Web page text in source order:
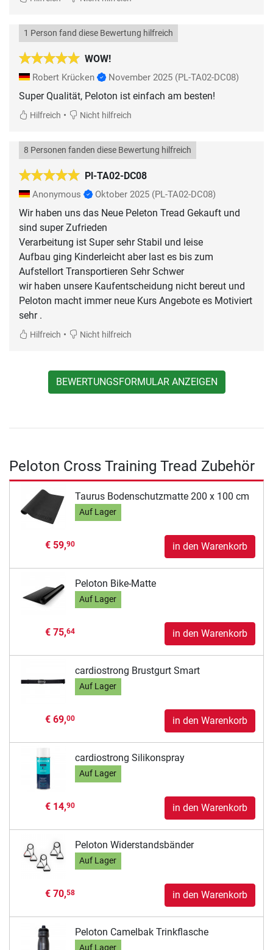
WOW!
1 Person fand diese Bewertung hilfreich
Robert Krücken November 2025 (PL-TA02-DC08)
Super Qualität, Peloton ist einfach am besten!
Hilfreich • Nicht hilfreich
Pl-TA02-DC08
8 Personen fanden diese Bewertung hilfreich
Anonymous Oktober 2025 (PL-TA02-DC08)
Wir haben uns das Neue Peleton Tread Gekauft und
sind super Zufrieden
Verarbeitung ist Super sehr Stabil und leise
Aufbau ging Kinderleicht aber last es bis zum
Aufstellort Transportieren Sehr Schwer
wir haben unsere Kaufentscheidung nicht bereut und
Peloton macht immer neue Kurs Angebote es Motiviert
Hilfreich • Nicht hilfreich
BEWERTUNGSFORMULAR ANZEIGEN
Peloton Cross Training Tread Zubehör
Taurus Bodenschutzmatte 200 x 100 cm
Auf Lager
€ 59,90 in den Warenkorb
Peloton Bike-Matte
Auf Lager
€ 75,64 in den Warenkorb
cardiostrong Brustgurt Smart
Auf Lager
€ 69,00 in den Warenkorb
cardiostrong Silikonspray
Auf Lager
€ 14,90 in den Warenkorb
Peloton Widerstandsbänder
Auf Lager
€ 70,58 in den Warenkorb
Peloton Camelbak Trinkflasche